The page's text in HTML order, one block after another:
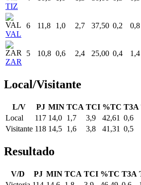
TIZ
VAL
6 11,8 1,0 2,7 37,50 0,2 0,8
ZAR
5 10,8 0,6 2,4 25,00 0,4 1,4
Local/Visitante
L/V PJ MIN TCA TCI %TC T3A
Local
117 14,0 1,7 3,9 42,61 0,6
Visitante 118 14,5 1,6 3,8 41,31 0,5
Resultado
V/D PJ MIN TCA TCI %TC T3A